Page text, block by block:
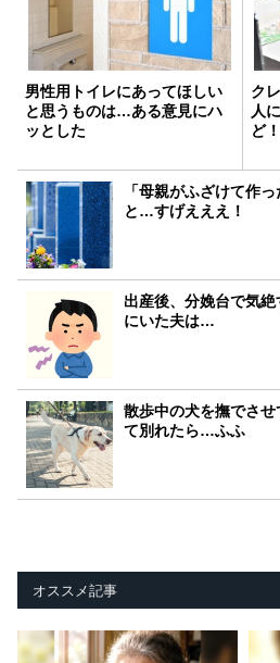
男性用トイレにあってほしい
と思うものは…ある意見にハ
ッとした
ク
人
ど！
「母親がふざけて作
と…すげえええ！
出産後、分娩台で気
にいた夫は…
散歩中の犬を撫でさ
て別れたら…ふふ
オススメ記事